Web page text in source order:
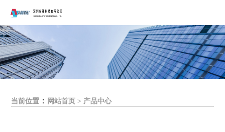
当前位置： 网站首页 > 产品中心